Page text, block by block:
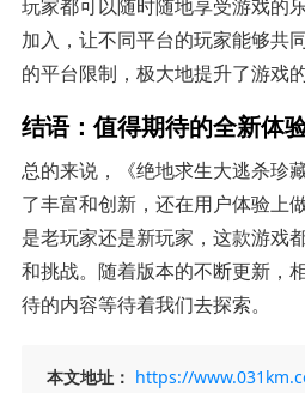
玩家都可以随时随地享受游戏的
加入，让不同平台的玩家能够共
的平台限制，极大地提升了游戏
结语：值得期待的全新体
总的来说，《绝地求生大逃杀珍
了丰富和创新，还在用户体验上
是老玩家还是新玩家，这款游戏
和挑战。随着版本的不断更新，
待的内容等待着我们去探索。
本文地址： https://